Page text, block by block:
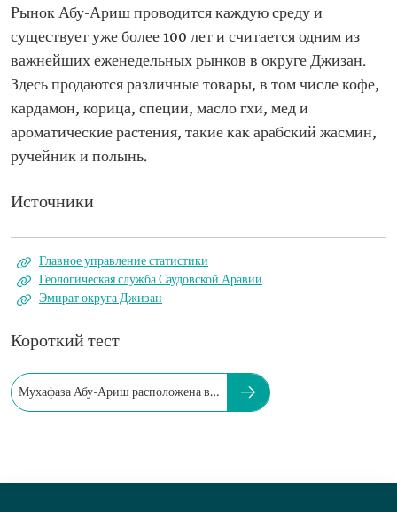
Рынок Абу-Ариш проводится каждую среду и
существует уже более 100 лет и считается одним из
важнейших еженедельных рынков в округе Джизан.
Здесь продаются различные товары, в том числе кофе,
кардамон, корица, специи, масло гхи, мед и
ароматические растения, такие как арабский жасмин,
ручейник и полынь.
Источники
Главное управление статистики
Геологическая служба Саудовской Аравии
Эмират округа Джизан
Короткий тест
Мухафаза Абу-Ариш расположена в…